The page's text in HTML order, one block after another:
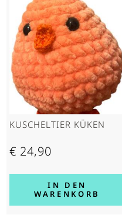
KUSCHELTIER KÜKEN
€ 24,90
IN DEN
WARENKORB